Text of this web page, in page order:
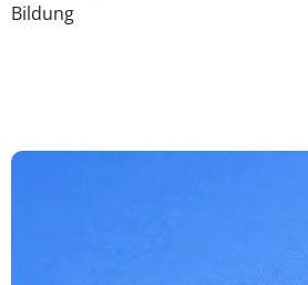
Bildung